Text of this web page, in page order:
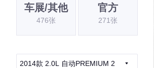
车展/其他
476张
官方
271张
2014款 2.0L 自动PREMIUM 2